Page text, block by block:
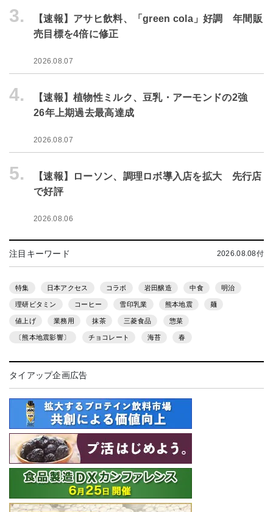
3.
【速報】アサヒ飲料、「green cola」好調 年間販
売目標を4倍に修正
2026.08.07
4.
【速報】植物性ミルク、豆乳・アーモンドの2強
26年上期過去最高達成
2026.08.07
5.
【速報】ローソン、調理ロボ導入店を拡大 先行店
で好評
2026.08.06
注目キーワード 2026.08.08付
特集 日本アクセス コラボ 岩田醸造 中食 明治
理研ビタミン コーヒー 雪印乳業 熊本地震 麺
値上げ 業務用 抹茶 三菱食品 惣菜
〔熊本地震影響〕 チョコレート 海苔 春
タイアップ企画広告